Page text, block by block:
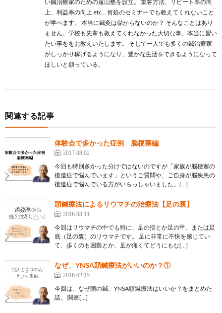
い鍼治療家のための遠山塾を設立。 集客方法、リピート率の向
上、利益率の向上 etc… 何処のセミナーでも教えてくれないこと
が学べます。 本当に鍼灸は儲からないのか？ そんなことはあり
ません。学校も先輩も教えてくれなかった大切な事、本当に習い
たい事ををお教えいたします。 そして一人でも多くの鍼治療家
がしっかり稼げるようになり、豊かな生活をできるようになって
ほしいと願っている。
関連する記事
体験会で多かった症例 脳梗塞編
2017.08.02
今回も特別多かった分けではないのですが「家族が脳梗塞の
後遺症で悩んでいます」というご質問や、ご自身が脳疾患の
後遺症で悩んでいる方がいらっしゃいました。[…]
頭鍼療法によるリウマチの治療法【足の裏】
2016.08.11
今回はリウマチの中でも特に、足の指とか足の甲、または足
底（足の裏）のリウマチです。 足に非常に不快を感じてい
て、歩くのも困難とか、足が痛くてどうにもな[…]
なぜ、YNSA頭鍼療法がいいのか？①
2016.02.15
今回は、なぜ頭の鍼、YNSA頭鍼療法はいいか？をまとめた
話。 関連[…]